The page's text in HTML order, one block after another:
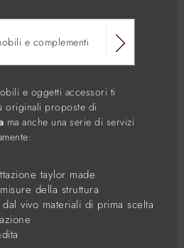
e complementi
e oggetti accessori ti
originali proposte di
ma anche una serie di servizi
taylor made
della struttura
vivo materiali di prima scelta